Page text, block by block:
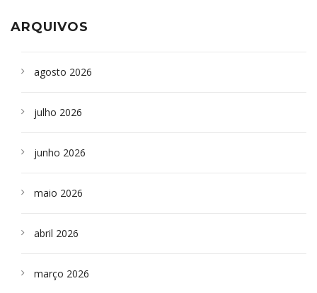
ARQUIVOS
agosto 2026
julho 2026
junho 2026
maio 2026
abril 2026
março 2026